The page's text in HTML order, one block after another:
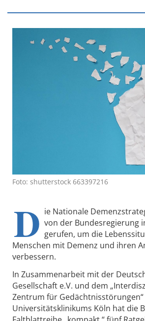
Foto: shutterstock 663397216
D ie Nationale
von der Bundesregierung
gerufen, um die
Menschen mit Demenz und ihren
verbessern.
In Zusammenarbeit mit der
Gesellschaft e.V. und dem
Zentrum für Gedächtnisstörungen“
Universitätsklinikums Köln hat die